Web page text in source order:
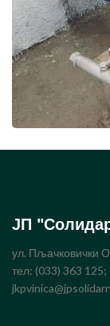
ЈП
ул. Пљачковички
тел: (033) 363 125;